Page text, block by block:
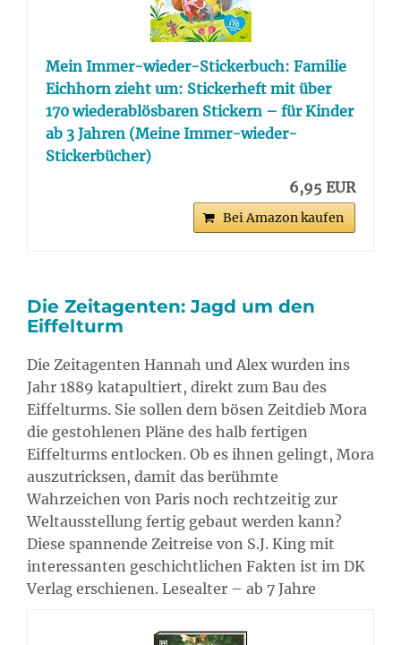
Mein Immer-wieder-Stickerbuch: Familie
Eichhorn zieht um: Stickerheft mit über
170 wiederablösbaren Stickern – für Kinder
ab 3 Jahren (Meine Immer-wieder-
Stickerbücher)
6,95 EUR
Bei Amazon kaufen
Die Zeitagenten: Jagd um den
Eiffelturm
Die Zeitagenten Hannah und Alex wurden ins
Jahr 1889 katapultiert, direkt zum Bau des
Eiffelturms. Sie sollen dem bösen Zeitdieb Mora
die gestohlenen Pläne des halb fertigen
Eiffelturms entlocken. Ob es ihnen gelingt, Mora
auszutricksen, damit das berühmte
Wahrzeichen von Paris noch rechtzeitig zur
Weltausstellung fertig gebaut werden kann?
Diese spannende Zeitreise von S.J. King mit
interessanten geschichtlichen Fakten ist im DK
Verlag erschienen. Lesealter – ab 7 Jahre